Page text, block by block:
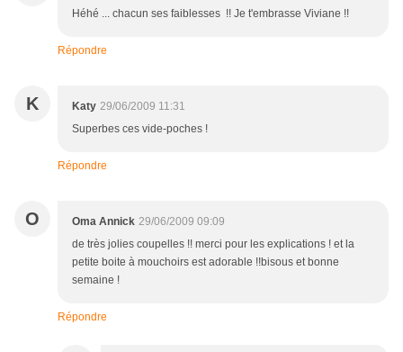
Héhé ... chacun ses faiblesses !! Je t'embrasse Viviane !!
Répondre
K Katy 29/06/2009 11:31
Superbes ces vide-poches !
Répondre
O Oma Annick 29/06/2009 09:09
de très jolies coupelles !! merci pour les explications ! et la
petite boite à mouchoirs est adorable !!bisous et bonne
semaine !
Répondre